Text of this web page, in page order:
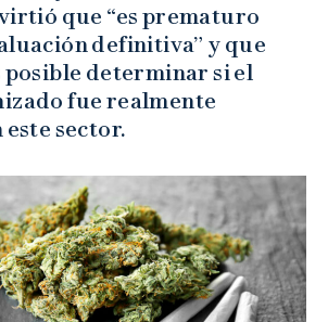
que “es prematuro
definitiva” y que
posible determinar si el
fue realmente
sector.